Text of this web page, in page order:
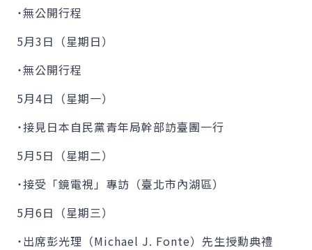
˙無公開行程
5月3日（星期日）
˙無公開行程
5月4日（星期一）
˙接見日本自民黨青年局幹部訪臺團一行
5月5日（星期二）
˙接受「鏡電視」專訪（臺北市內湖區）
5月6日（星期三）
˙出席彭光理（Michael J. Fonte）先生授勳典禮